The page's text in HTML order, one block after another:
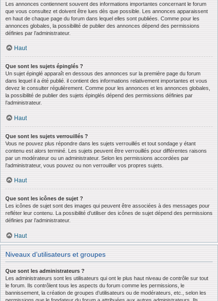
Les annonces contiennent souvent des informations importantes concernant le forum
que vous consultez et doivent être lues dès que possible. Les annonces apparaissent
en haut de chaque page du forum dans lequel elles sont publiées. Comme pour les
annonces globales, la possibilité de publier des annonces dépend des permissions
définies par l’administrateur.
Haut
Que sont les sujets épinglés ?
Un sujet épinglé apparaît en dessous des annonces sur la première page du forum
dans lequel il a été publié. il contient des informations relativement importantes et vous
devez le consulter régulièrement. Comme pour les annonces et les annonces globales,
la possibilité de publier des sujets épinglés dépend des permissions définies par
l’administrateur.
Haut
Que sont les sujets verrouillés ?
Vous ne pouvez plus répondre dans les sujets verrouillés et tout sondage y étant
contenu est alors terminé. Les sujets peuvent être verrouillés pour différentes raisons
par un modérateur ou un administrateur. Selon les permissions accordées par
l’administrateur, vous pouvez ou non verrouiller vos propres sujets.
Haut
Que sont les icônes de sujet ?
Les icônes de sujet sont des images qui peuvent être associées à des messages pour
refléter leur contenu. La possibilité d’utiliser des icônes de sujet dépend des permissions
définies par l’administrateur.
Haut
Niveaux d’utilisateurs et groupes
Que sont les administrateurs ?
Les administrateurs sont les utilisateurs qui ont le plus haut niveau de contrôle sur tout
le forum. Ils contrôlent tous les aspects du forum comme les permissions, le
bannissement, la création de groupes d’utilisateurs ou de modérateurs, etc., selon les
permissions que le fondateur du forum a attribuées aux autres administrateurs. Ils